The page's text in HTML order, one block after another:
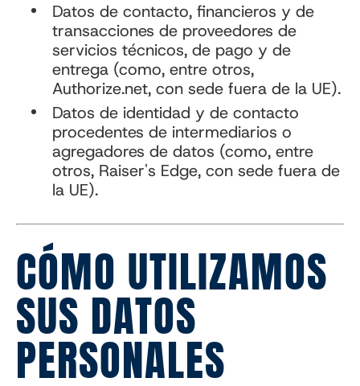
Datos de contacto, financieros y de
transacciones de proveedores de
servicios técnicos, de pago y de
entrega (como, entre otros,
Authorize.net, con sede fuera de la UE).
Datos de identidad y de contacto
procedentes de intermediarios o
agregadores de datos (como, entre
otros, Raiser's Edge, con sede fuera de
la UE).
CÓMO UTILIZAMOS
SUS DATOS
PERSONALES